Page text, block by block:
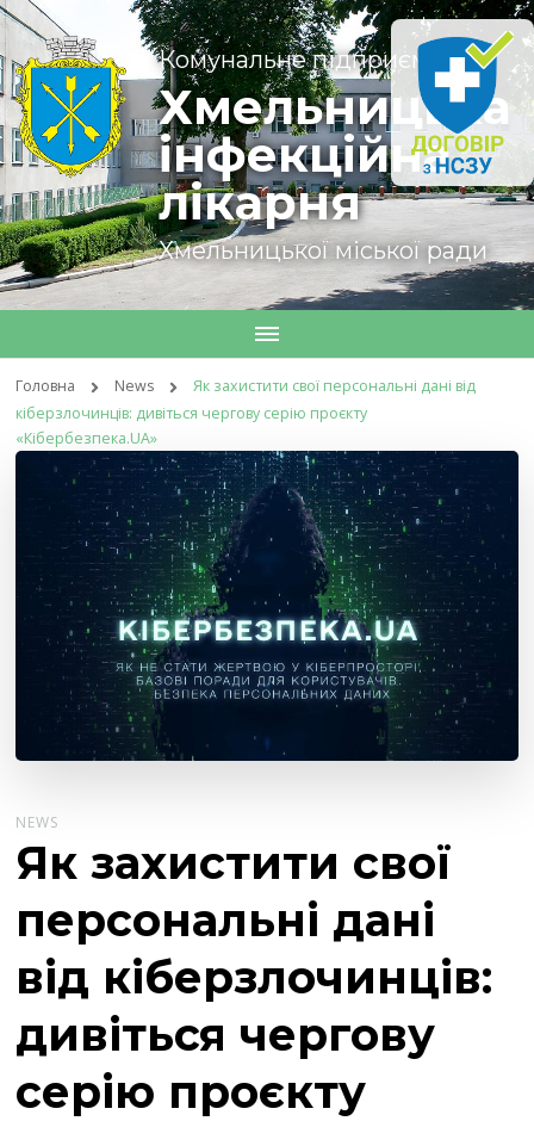
Комунальне підприємство
Хмельницька
інфекційна
лікарня
Хмельницької міської ради
Головна News
Як захистити свої персональні дані від
кіберзлочинців: дивіться чергову серію проєкту
«Кібербезпека.UA»
NEWS
Як захистити свої
персональні дані
від кіберзлочинців:
дивіться чергову
серію проєкту